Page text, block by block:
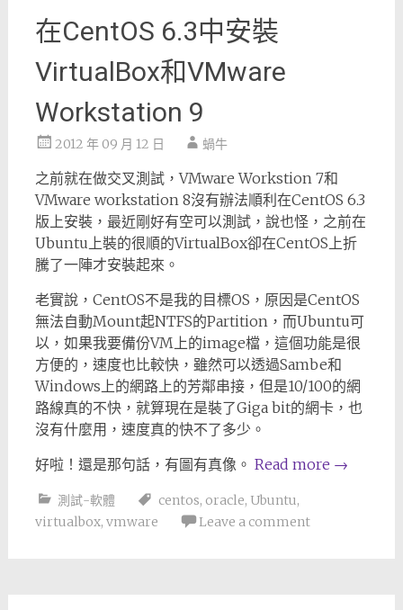
在CentOS 6.3中安裝
VirtualBox和VMware
Workstation 9
2012 年 09 月 12 日 蝸牛
之前就在做交叉測試，VMware Workstion 7和
VMware workstation 8沒有辦法順利在CentOS 6.3
版上安裝，最近剛好有空可以測試，說也怪，之前在
Ubuntu上裝的很順的VirtualBox卻在CentOS上折
騰了一陣才安裝起來。
老實說，CentOS不是我的目標OS，原因是CentOS
無法自動Mount起NTFS的Partition，而Ubuntu可
以，如果我要備份VM上的image檔，這個功能是很
方便的，速度也比較快，雖然可以透過Sambe和
Windows上的網路上的芳鄰串接，但是10/100的網
路線真的不快，就算現在是裝了Giga bit的網卡，也
沒有什麼用，速度真的快不了多少。
好啦！還是那句話，有圖有真像。 Read more →
測試-軟體 centos, oracle, Ubuntu,
virtualbox, vmware Leave a comment